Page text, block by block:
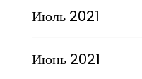
Июль 2021
Июнь 2021